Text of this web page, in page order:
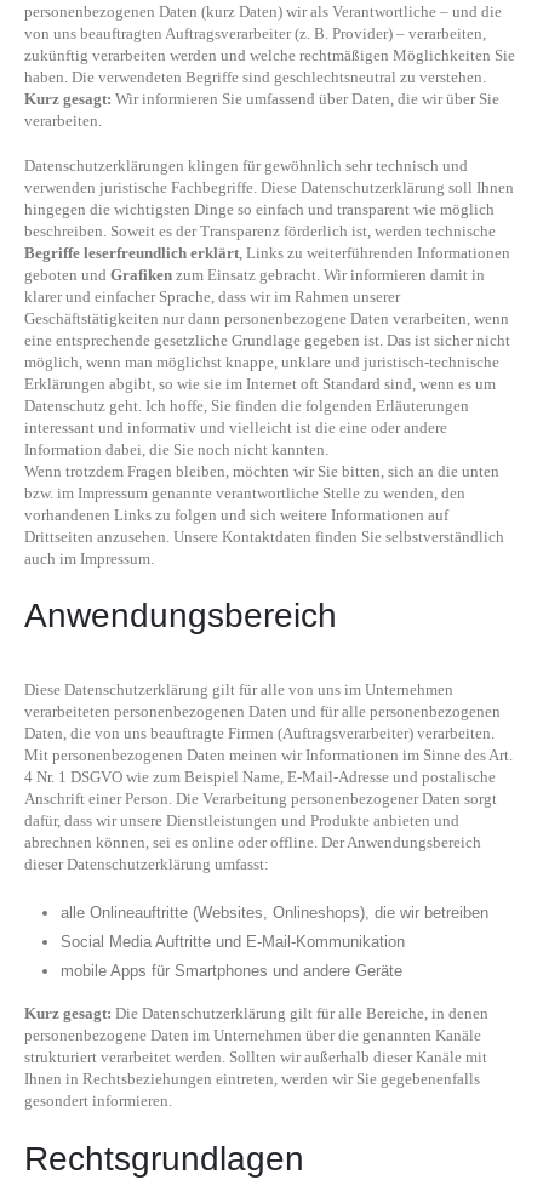
personenbezogenen Daten (kurz Daten) wir als Verantwortliche – und die
von uns beauftragten Auftragsverarbeiter (z. B. Provider) – verarbeiten,
zukünftig verarbeiten werden und welche rechtmäßigen Möglichkeiten Sie
haben. Die verwendeten Begriffe sind geschlechtsneutral zu verstehen.
Kurz gesagt: Wir informieren Sie umfassend über Daten, die wir über Sie
verarbeiten.
Datenschutzerklärungen klingen für gewöhnlich sehr technisch und
verwenden juristische Fachbegriffe. Diese Datenschutzerklärung soll Ihnen
hingegen die wichtigsten Dinge so einfach und transparent wie möglich
beschreiben. Soweit es der Transparenz förderlich ist, werden technische
Begriffe leserfreundlich erklärt , Links zu weiterführenden Informationen
geboten und Grafiken zum Einsatz gebracht. Wir informieren damit in
klarer und einfacher Sprache, dass wir im Rahmen unserer
Geschäftstätigkeiten nur dann personenbezogene Daten verarbeiten, wenn
eine entsprechende gesetzliche Grundlage gegeben ist. Das ist sicher nicht
möglich, wenn man möglichst knappe, unklare und juristisch-technische
Erklärungen abgibt, so wie sie im Internet oft Standard sind, wenn es um
Datenschutz geht. Ich hoffe, Sie finden die folgenden Erläuterungen
interessant und informativ und vielleicht ist die eine oder andere
Information dabei, die Sie noch nicht kannten.
Wenn trotzdem Fragen bleiben, möchten wir Sie bitten, sich an die unten
bzw. im Impressum genannte verantwortliche Stelle zu wenden, den
vorhandenen Links zu folgen und sich weitere Informationen auf
Drittseiten anzusehen. Unsere Kontaktdaten finden Sie selbstverständlich
auch im Impressum.
Anwendungsbereich
Diese Datenschutzerklärung gilt für alle von uns im Unternehmen
verarbeiteten personenbezogenen Daten und für alle personenbezogenen
Daten, die von uns beauftragte Firmen (Auftragsverarbeiter) verarbeiten.
Mit personenbezogenen Daten meinen wir Informationen im Sinne des Art.
4 Nr. 1 DSGVO wie zum Beispiel Name, E-Mail-Adresse und postalische
Anschrift einer Person. Die Verarbeitung personenbezogener Daten sorgt
dafür, dass wir unsere Dienstleistungen und Produkte anbieten und
abrechnen können, sei es online oder offline. Der Anwendungsbereich
dieser Datenschutzerklärung umfasst:
alle Onlineauftritte (Websites, Onlineshops), die wir betreiben
Social Media Auftritte und E-Mail-Kommunikation
mobile Apps für Smartphones und andere Geräte
Kurz gesagt: Die Datenschutzerklärung gilt für alle Bereiche, in denen
personenbezogene Daten im Unternehmen über die genannten Kanäle
strukturiert verarbeitet werden. Sollten wir außerhalb dieser Kanäle mit
Ihnen in Rechtsbeziehungen eintreten, werden wir Sie gegebenenfalls
gesondert informieren.
Rechtsgrundlagen